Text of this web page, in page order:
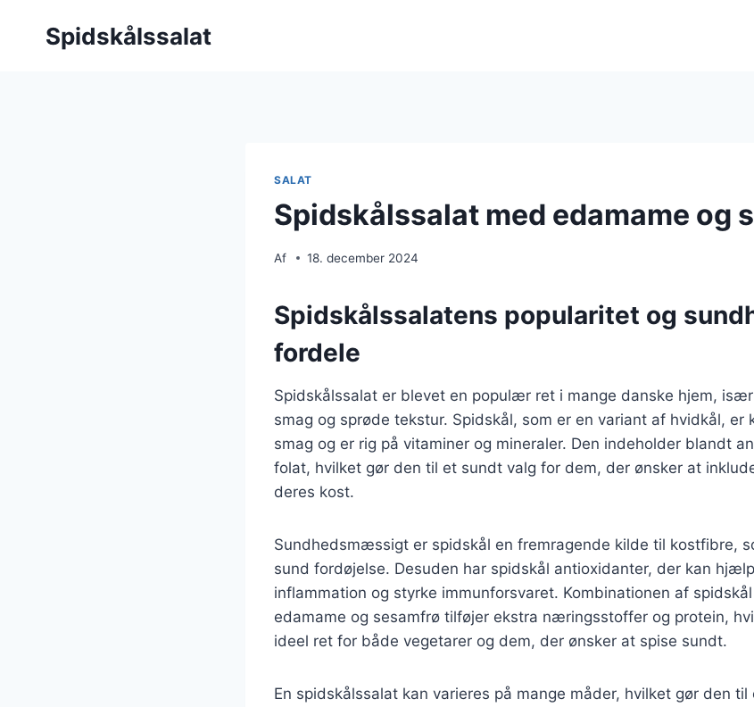
Spidskålssalat
SALAT
Spidskålssalat med edamame og
Af 18. december 2024
Spidskålssalatens popularitet og
fordele
Spidskålssalat er blevet en populær ret i mange danske hjem,
smag og sprøde tekstur. Spidskål, som er en variant af hvidkål, er
smag og er rig på vitaminer og mineraler. Den indeholder blandt
folat, hvilket gør den til et sundt valg for dem, der ønsker at
deres kost.
Sundhedsmæssigt er spidskål en fremragende kilde til kostfibre,
sund fordøjelse. Desuden har spidskål antioxidanter, der kan
inflammation og styrke immunforsvaret. Kombinationen af
edamame og sesamfrø tilføjer ekstra næringsstoffer og protein,
ideel ret for både vegetarer og dem, der ønsker at spise sundt.
En spidskålssalat kan varieres på mange måder, hvilket gør den